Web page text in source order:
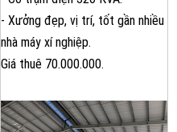
- Xưởng đẹp, vị trí, tốt gần nhiều
nhà máy xí nghiệp.
Giá thuê 70.000.000.